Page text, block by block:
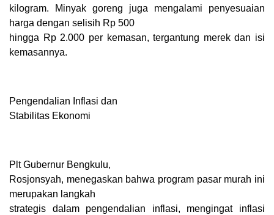
kilogram. Minyak goreng juga mengalami penyesuaian
harga dengan selisih Rp 500
hingga Rp 2.000 per kemasan, tergantung merek dan isi
kemasannya.
Pengendalian Inflasi dan
Stabilitas Ekonomi
Plt Gubernur Bengkulu,
Rosjonsyah, menegaskan bahwa program pasar murah ini
merupakan langkah
strategis dalam pengendalian inflasi, mengingat inflasi